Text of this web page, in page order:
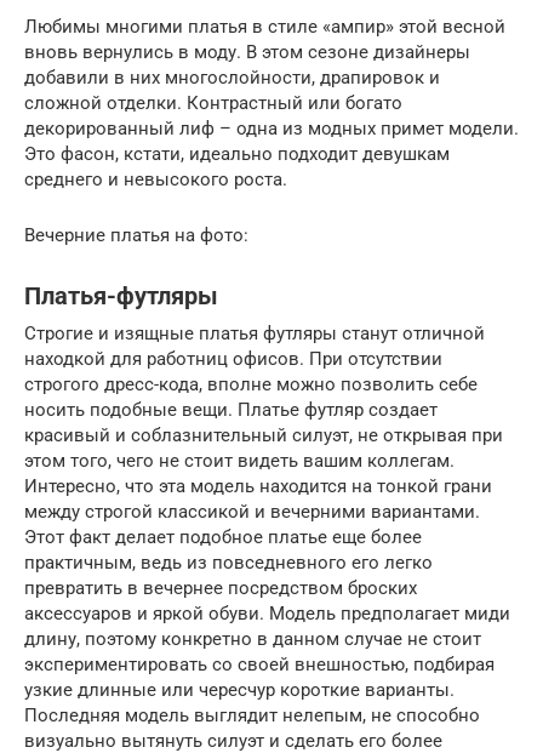
Любимы многими платья в стиле «ампир» этой весной
вновь вернулись в моду. В этом сезоне дизайнеры
добавили в них многослойности, драпировок и
сложной отделки. Контрастный или богато
декорированный лиф – одна из модных примет модели.
Это фасон, кстати, идеально подходит девушкам
среднего и невысокого роста.
Вечерние платья на фото:
Платья-футляры
Строгие и изящные платья футляры станут отличной
находкой для работниц офисов. При отсутствии
строгого дресс-кода, вполне можно позволить себе
носить подобные вещи. Платье футляр создает
красивый и соблазнительный силуэт, не открывая при
этом того, чего не стоит видеть вашим коллегам.
Интересно, что эта модель находится на тонкой грани
между строгой классикой и вечерними вариантами.
Этот факт делает подобное платье еще более
практичным, ведь из повседневного его легко
превратить в вечернее посредством броских
аксессуаров и яркой обуви. Модель предполагает миди
длину, поэтому конкретно в данном случае не стоит
экспериментировать со своей внешностью, подбирая
узкие длинные или чересчур короткие варианты.
Последняя модель выглядит нелепым, не способно
визуально вытянуть силуэт и сделать его более